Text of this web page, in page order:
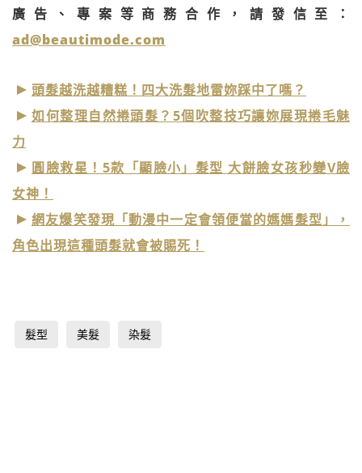
廣告、專案等商務合作，請發信至：
ad@beautimode.com
頭髮越洗越糟糕！四大洗髮地雷妳踩中了嗎？
如何整理自然捲頭髮？5個吹整技巧讓妳展現捲毛魅
力
圓臉救星！5款「顯臉小」髮型 大餅臉女孩秒變V臉
女神！
網友爆笑發現「動漫中一定會領便當的媽媽髮型」，
角色出現這種頭髮就會被賜死！
髮型 美髮 染髮